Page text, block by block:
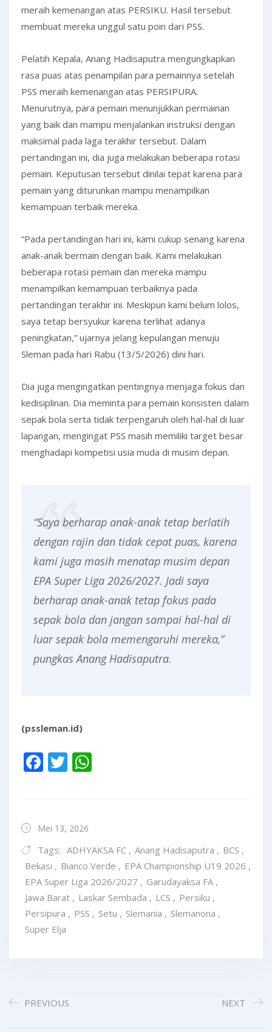
meraih kemenangan atas PERSIKU. Hasil tersebut
membuat mereka unggul satu poin dari PSS.
Pelatih Kepala, Anang Hadisaputra mengungkapkan
rasa puas atas penampilan para pemainnya setelah
PSS meraih kemenangan atas PERSIPURA.
Menurutnya, para pemain menunjukkan permainan
yang baik dan mampu menjalankan instruksi dengan
maksimal pada laga terakhir tersebut. Dalam
pertandingan ini, dia juga melakukan beberapa rotasi
pemain. Keputusan tersebut dinilai tepat karena para
pemain yang diturunkan mampu menampilkan
kemampuan terbaik mereka.
“Pada pertandingan hari ini, kami cukup senang karena
anak-anak bermain dengan baik. Kami melakukan
beberapa rotasi pemain dan mereka mampu
menampilkan kemampuan terbaiknya pada
pertandingan terakhir ini. Meskipun kami belum lolos,
saya tetap bersyukur karena terlihat adanya
peningkatan,” ujarnya jelang kepulangan menuju
Sleman pada hari Rabu (13/5/2026) dini hari.
Dia juga mengingatkan pentingnya menjaga fokus dan
kedisiplinan. Dia meminta para pemain konsisten dalam
sepak bola serta tidak terpengaruh oleh hal-hal di luar
lapangan, mengingat PSS masih memiliki target besar
menghadapi kompetisi usia muda di musim depan.
“Saya berharap anak-anak tetap berlatih
dengan rajin dan tidak cepat puas, karena
kami juga masih menatap musim depan
EPA Super Liga 2026/2027. Jadi saya
berharap anak-anak tetap fokus pada
sepak bola dan jangan sampai hal-hal di
luar sepak bola memengaruhi mereka,”
pungkas Anang Hadisaputra.
(pssleman.id)
Facebook
Twitter
Mei 13, 2026
Tags: ADHYAKSA FC , Anang Hadisaputra , BCS ,
Bekasi , Bianco Verde , EPA Championship U19 2026 ,
EPA Super Liga 2026/2027 , Garudayaksa FA,
Jawa Barat , Laskar Sembada , LCS , Persiku ,
Persipura , PSS , Setu , Slemania , Slemanona ,
Super Elja
PREVIOUS NEXT